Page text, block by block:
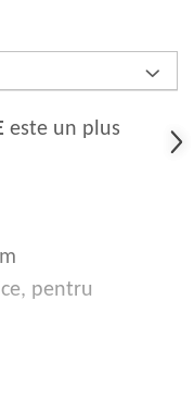
este un plus
pentru